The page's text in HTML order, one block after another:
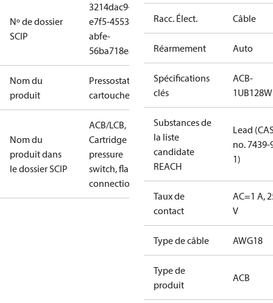
Nº de dossier
SCIP
3214dac9-
e7f5-4553-
abfe-
56ba718eab3c
Nom du
produit
Pressostat à
cartouche
Nom du
produit dans
le dossier SCIP
ACB/LCB,
Cartridge
pressure
switch, flare
connection
Racc. Élect. Câble
Réarmement Auto
Spécifications
clés
ACB-
1UB128W
Substances de
la liste
candidate
REACH
Lead
no. 7439-
1)
Taux de
contact
AC=1 A,
V
Type de câble AWG18
Type de
produit
ACB